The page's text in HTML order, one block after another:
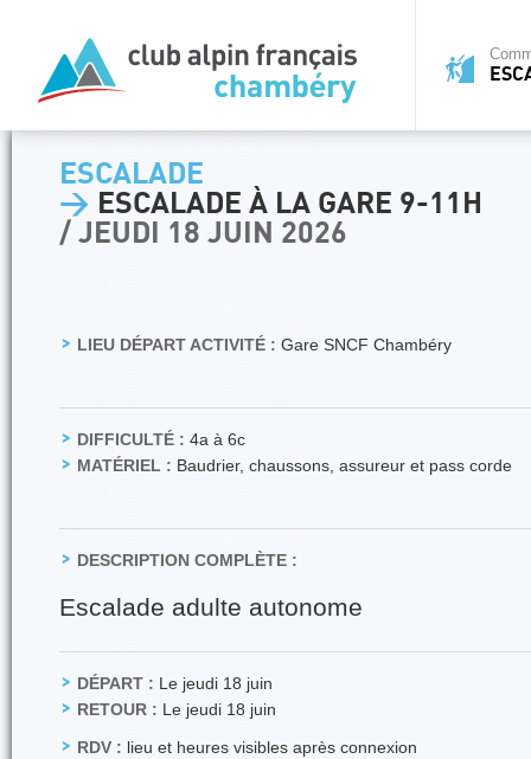
ESCALADE
> ESCALADE À LA GARE 9-11H
/ JEUDI 18 JUIN 2026
LIEU DÉPART ACTIVITÉ : Gare SNCF Chambéry
DIFFICULTÉ : 4a à 6c
MATÉRIEL : Baudrier, chaussons, assureur et pass corde
DESCRIPTION COMPLÈTE :
Escalade adulte autonome
DÉPART : Le jeudi 18 juin
RETOUR : Le jeudi 18 juin
RDV : lieu et heures visibles après connexion